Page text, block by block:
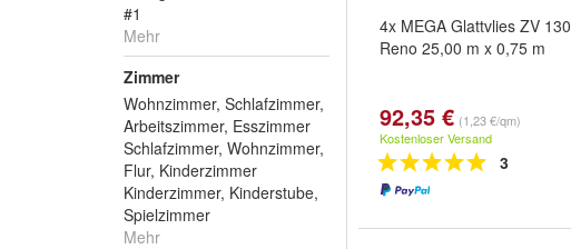
#1
Mehr
Zimmer
Wohnzimmer, Schlafzimmer,
Arbeitszimmer, Esszimmer
Schlafzimmer, Wohnzimmer,
Flur, Kinderzimmer
Kinderzimmer, Kinderstube,
Spielzimmer
Mehr
4x MEGA Glattvlies ZV 130
Reno 25,00 m x 0,75 m
92,35 € (1,23 €/qm)
Kostenloser Versand
3